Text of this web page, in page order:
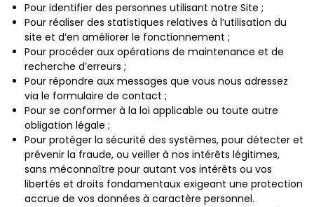
Pour identifier des personnes utilisant notre Site ;
Pour réaliser des statistiques relatives à l’utilisation du
site et d’en améliorer le fonctionnement ;
Pour procéder aux opérations de maintenance et de
recherche d’erreurs ;
Pour répondre aux messages que vous nous adressez
via le formulaire de contact ;
Pour se conformer à la loi applicable ou toute autre
obligation légale ;
Pour protéger la sécurité des systèmes, pour détecter et
prévenir la fraude, ou veiller à nos intérêts légitimes,
sans méconnaître pour autant vos intérêts ou vos
libertés et droits fondamentaux exigeant une protection
accrue de vos données à caractère personnel.